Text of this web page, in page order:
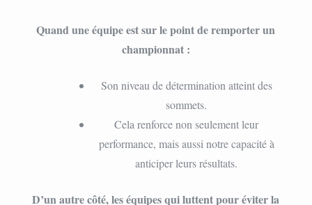
Quand une équipe est sur le point de remporter un
championnat :
Son niveau de détermination atteint des
sommets.
Cela renforce non seulement leur
performance, mais aussi notre capacité à
anticiper leurs résultats.
D’un autre côté, les équipes qui luttent pour éviter la